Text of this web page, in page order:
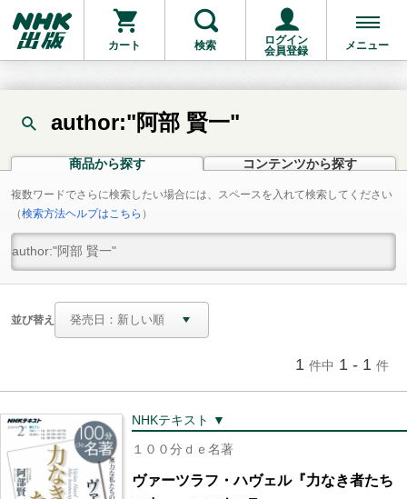
カート 検索
ログイン
会員登録
メニュー
author:"阿部 賢一"
商品から探す コンテンツから探す
複数ワードでさらに検索したい場合には、スペースを入れて検索してください
（検索方法ヘルプはこちら ）
並び替え
1 件中 1 - 1 件
NHKテキスト ▼
１００分ｄｅ名著
ヴァーツラフ・ハヴェル『力なき者たち